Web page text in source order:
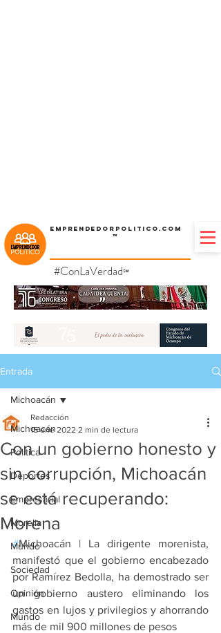
Emprendedorpolitico.com
™
#ConLaVerdad℠
Entrada
Michoacán
Política
Deportes
Empresarial
Morelia
Mundo
Sociedad
Opinión
Mundo
Michoacán
Con un gobierno honesto y
sin corrupción, Michoacán
se está recuperando:
Morena
Redacción
15 ene 2022 2 min de lectura
#Michoacán | La dirigente morenista,
manifestó que el gobierno encabezado
por Ramírez Bedolla, ha demostrado ser
un gobierno austero eliminando los
gastos en lujos y privilegios y ahorrando
más de mil 900 millones de pesos